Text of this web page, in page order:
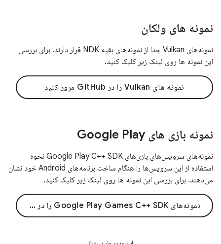
نمونه های ولکان
نمونه‌های Vulkan جدا از نمونه‌های بقیه NDK قرار دارند. برای بررسی
این نمونه ها روی لینک زیر کلیک کنید.
نمونه های Vulkan را در GitHub مرور کنید
نمونه بازی های Google Play
نمونه‌های سرویس‌های بازی‌های Google Play C++ SDK نحوه
استفاده از این سرویس‌ها را هنگام ساخت برنامه‌های Android خود نشان
می‌دهند. برای بررسی این نمونه ها روی لینک زیر کلیک کنید.
نمونه‌های Google Play Games C++ SDK را در GitHub مرور کنید